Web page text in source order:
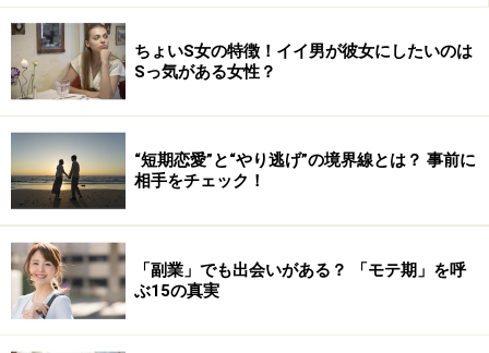
ちょいS女の特徴！イイ男が彼女にしたいのは
Sっ気がある女性？
“短期恋愛”と“やり逃げ”の境界線とは？ 事前に
相手をチェック！
「副業」でも出会いがある？ 「モテ期」を呼
ぶ15の真実